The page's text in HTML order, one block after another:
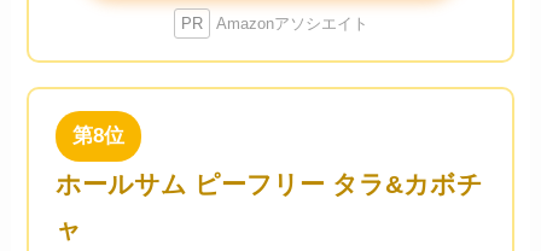
PR Amazonアソシエイト
第8位
ホールサム ピーフリー タラ&カボチ
ャ